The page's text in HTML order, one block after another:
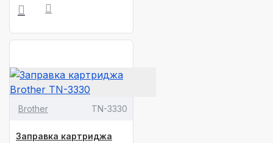
Brother TN-3330
Заправка картриджа